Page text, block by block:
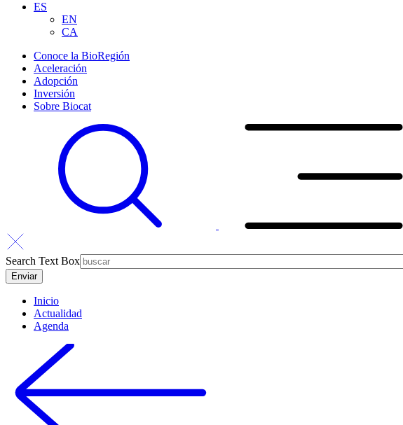
ES
EN
CA
Conoce la BioRegión
Aceleración
Adopción
Inversión
Sobre Biocat
Search Text Box
Inicio
Actualidad
Agenda